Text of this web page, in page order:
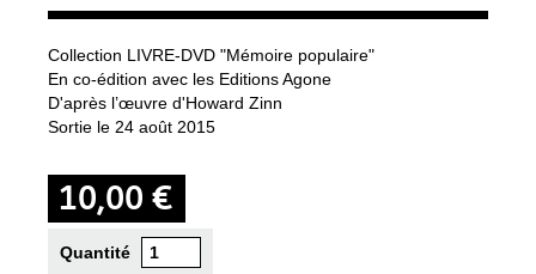
Collection LIVRE-DVD "Mémoire populaire"
En co-édition avec les Editions Agone
D'après l’œuvre d'Howard Zinn
Sortie le 24 août 2015
10,00 €
Quantité